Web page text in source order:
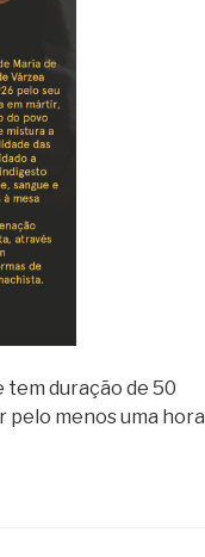
duração de 50
pelo menos uma hora